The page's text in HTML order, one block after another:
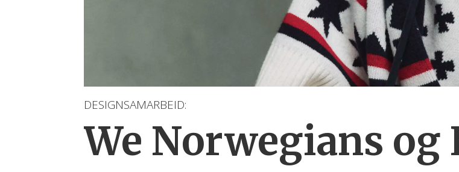
DESIGNSAMARBEID:
We Norwegians og